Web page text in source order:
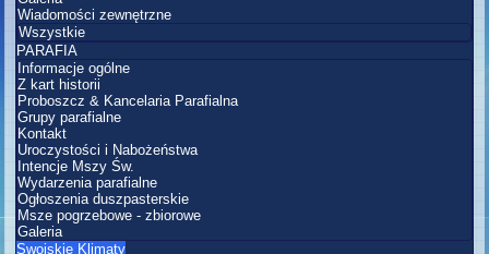
Wiadomości zewnętrzne
Wszystkie
PARAFIA
Informacje ogólne
Z kart historii
Proboszcz & Kancelaria Parafialna
Grupy parafialne
Kontakt
Uroczystości i Nabożeństwa
Intencje Mszy Św.
Wydarzenia parafialne
Ogłoszenia duszpasterskie
Msze pogrzebowe - zbiorowe
Galeria
Swojskie Klimaty